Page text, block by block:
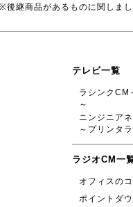
※後継商品があるものに関しま
テレビ一覧
ラシンクCM
～
ニンジニア
～プリンタ
ラジオCM一
オフィスの
ポイントダ